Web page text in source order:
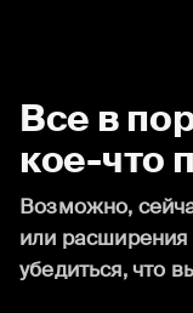
Все в
кое-что
Возможно,
или
убедиться, что